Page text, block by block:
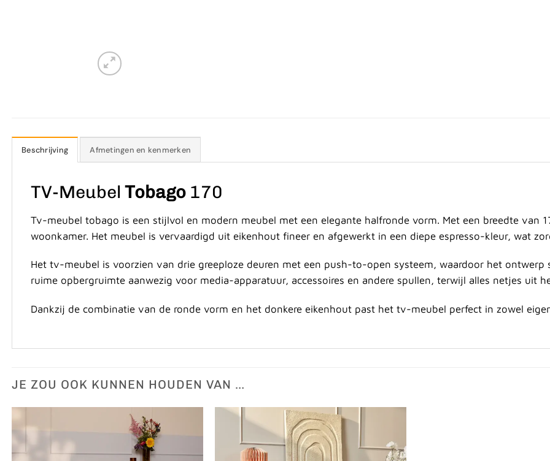
Beschrijving Afmetingen en kenmerken
TV-Meubel Tobago 170
Tv-meubel tobago is een stijlvol en modern meubel met een elegante halfronde vorm. Met een breedte van
woonkamer. Het meubel is vervaardigd uit eikenhout fineer en afgewerkt in een diepe espresso-kleur, wat
Het tv-meubel is voorzien van drie greeploze deuren met een push-to-open systeem, waardoor het
ruime opbergruimte aanwezig voor media-apparatuur, accessoires en andere spullen, terwijl alles netjes uit
Dankzij de combinatie van de ronde vorm en het donkere eikenhout past het tv-meubel perfect in zowel
JE ZOU OOK KUNNEN HOUDEN VAN …